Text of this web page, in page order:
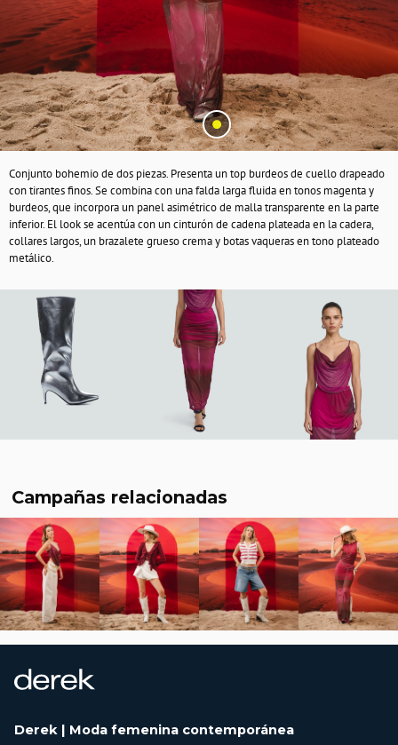
Conjunto bohemio de dos piezas. Presenta un top burdeos de cuello drapeado
con tirantes finos. Se combina con una falda larga fluida en tonos magenta y
burdeos, que incorpora un panel asimétrico de malla transparente en la parte
inferior. El look se acentúa con un cinturón de cadena plateada en la cadera,
collares largos, un brazalete grueso crema y botas vaqueras en tono plateado
metálico.
Campañas relacionadas
Derek | Moda femenina contemporánea